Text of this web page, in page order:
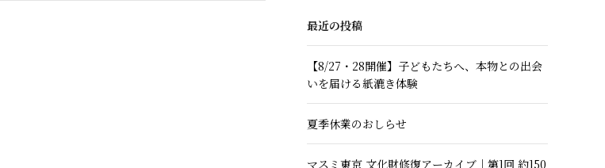
最近の投稿
【8/27・28開催】子どもたちへ、本物との出会
いを届ける紙漉き体験
夏季休業のおしらせ
マスミ東京 文化財修復アーカイブ｜第1回 約150